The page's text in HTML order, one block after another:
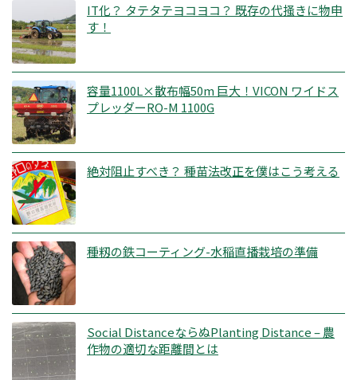
IT化？ タテタテヨコヨコ？ 既存の代掻きに物申
す！
容量1100L×散布幅50m 巨大！VICON ワイドス
プレッダーRO-M 1100G
絶対阻止すべき？ 種苗法改正を僕はこう考える
種籾の鉄コーティング-水稲直播栽培の準備
Social DistanceならぬPlanting Distance – 農
作物の適切な距離間とは